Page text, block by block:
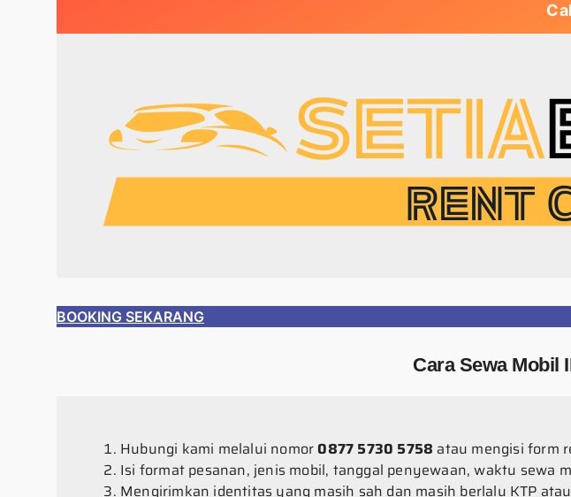
BOOKING SEKARANG
Cara Sewa Mobil
Hubungi kami melalui nomor0877 5730 5758 atau mengisi form
Isi format pesanan, jenis mobil, tanggal penyewaan, waktu sewa
Mengirimkan identitas yang masih sah dan masih berlalu KTP